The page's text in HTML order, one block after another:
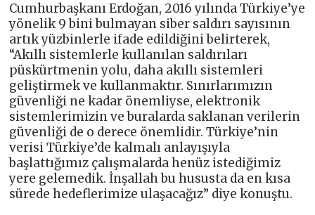
Cumhurbaşkanı Erdoğan, 2016 yılında Türkiye’ye
yönelik 9 bini bulmayan siber saldırı sayısının
artık yüzbinlerle ifade edildiğini belirterek,
“Akıllı sistemlerle kullanılan saldırıları
püskürtmenin yolu, daha akıllı sistemleri
geliştirmek ve kullanmaktır. Sınırlarımızın
güvenliği ne kadar önemliyse, elektronik
sistemlerimizin ve buralarda saklanan verilerin
güvenliği de o derece önemlidir. Türkiye’nin
verisi Türkiye’de kalmalı anlayışıyla
başlattığımız çalışmalarda henüz istediğimiz
yere gelemedik. İnşallah bu hususta da en kısa
sürede hedeflerimize ulaşacağız” diye konuştu.